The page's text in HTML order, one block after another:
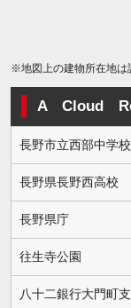
※地図上の建物所在地は
A Cloud
長野市立西部中学校
長野県長野西高校
長野県庁
往生寺公園
八十二銀行大門町